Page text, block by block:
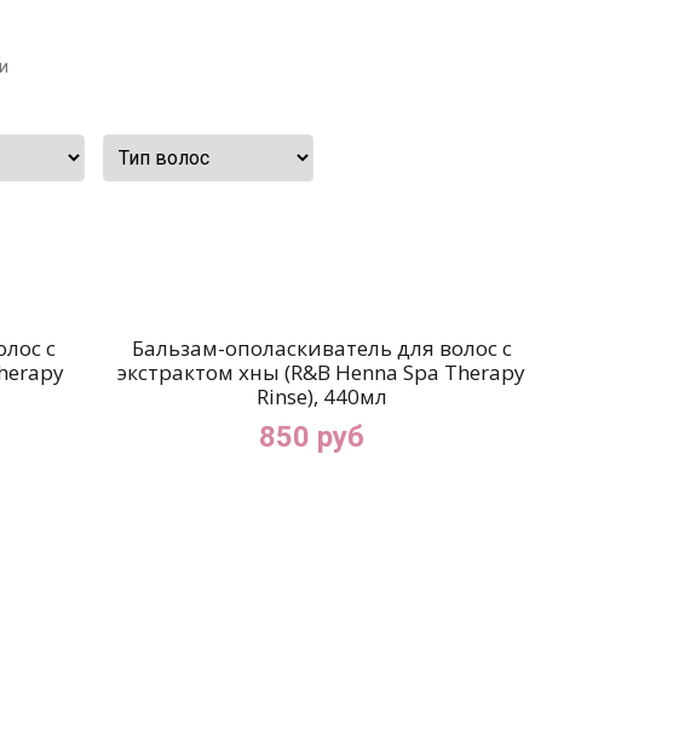
с
Бальзам-ополаскиватель для волос c
экстрактом хны (R&B Henna Spa Therapy
Rinse), 440мл
850 руб